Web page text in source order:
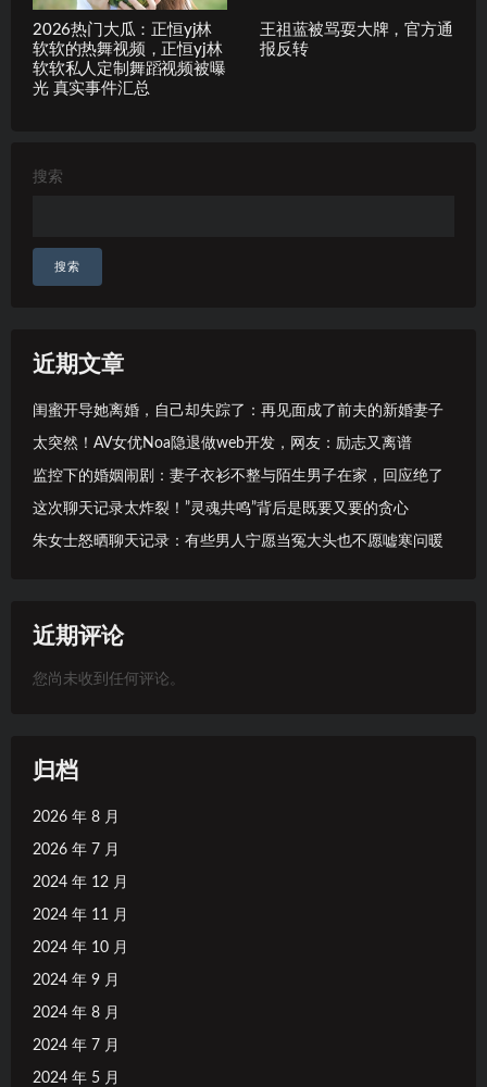
2026热门大瓜：正恒yj林
软软的热舞视频，正恒yj林
软软私人定制舞蹈视频被曝
光 真实事件汇总
王祖蓝被骂耍大牌，官方通
报反转
搜索
搜索
近期文章
闺蜜开导她离婚，自己却失踪了：再见面成了前夫的新婚妻子
太突然！AV女优Noa隐退做web开发，网友：励志又离谱
监控下的婚姻闹剧：妻子衣衫不整与陌生男子在家，回应绝了
这次聊天记录太炸裂！”灵魂共鸣”背后是既要又要的贪心
朱女士怒晒聊天记录：有些男人宁愿当冤大头也不愿嘘寒问暖
近期评论
您尚未收到任何评论。
归档
2026 年 8 月
2026 年 7 月
2024 年 12 月
2024 年 11 月
2024 年 10 月
2024 年 9 月
2024 年 8 月
2024 年 7 月
2024 年 5 月